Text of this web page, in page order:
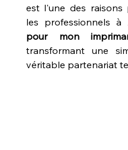
est l'une des raisons
les professionnels à
pour mon
transformant une
véritable partenariat